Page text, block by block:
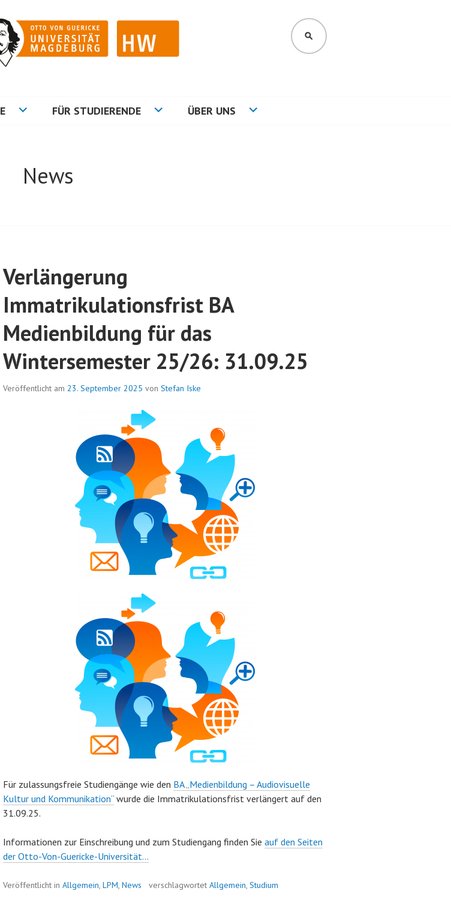
SUCHEN
FÜR STUDIERENDE ÜBER UNS
News
Verlängerung
Immatrikulationsfrist BA
Medienbildung für das
Wintersemester 25/26: 31.09.25
Veröffentlicht am 23. September 2025 von Stefan Iske
Für zulassungsfreie Studiengänge wie den BA „Medienbildung – Audiovisuelle
Kultur und Kommunikation“ wurde die Immatrikulationsfrist verlängert auf den
31.09.25.
Informationen zur Einschreibung und zum Studiengang finden Sie auf den Seiten
der Otto-Von-Guericke-Universität…
Veröffentlicht in Allgemein, LPM, News verschlagwortet Allgemein, Studium